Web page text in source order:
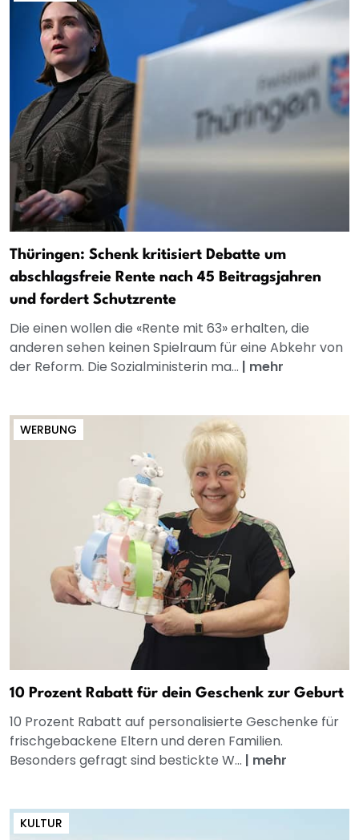
Thüringen: Schenk kritisiert Debatte um
abschlagsfreie Rente nach 45 Beitragsjahren
und fordert Schutzrente
Die einen wollen die «Rente mit 63» erhalten, die
anderen sehen keinen Spielraum für eine Abkehr von
der Reform. Die Sozialministerin ma... | mehr
WERBUNG
10 Prozent Rabatt für dein Geschenk zur Geburt
10 Prozent Rabatt auf personalisierte Geschenke für
frischgebackene Eltern und deren Familien.
Besonders gefragt sind bestickte W... | mehr
KULTUR